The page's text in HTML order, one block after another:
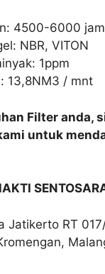
4500-6000 jam
NBR, VITON
1ppm
13,8NM3 / mnt
Filter anda,
untuk
Jatikerto RT